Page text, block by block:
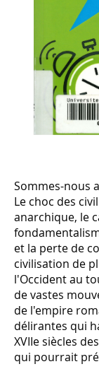
Sommes-nous
Le choc des
anarchique, le
et la perte de
civilisation de
l'Occident au
de vastes
de l'empire
délirantes qui
XVIIe siècles
qui pourrait